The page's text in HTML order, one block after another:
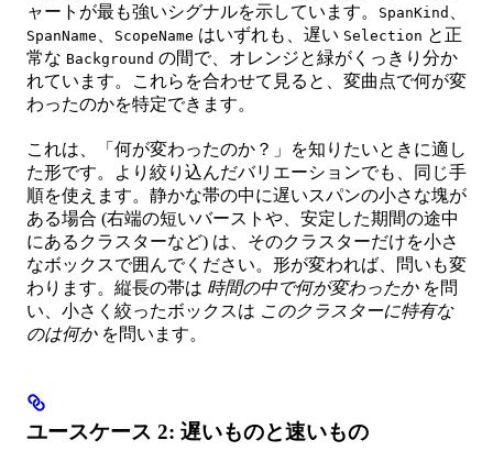
ャートが最も強いシグナルを示しています。
SpanKind
SpanName ScopeName はいずれも、遅い Selection と正
常な Background の間で、オレンジと緑がくっきり分か
れています。これらを合わせて見ると、変曲点で何が変
わったのかを特定できます。
これは、「何が変わったのか？」を知りたいときに適し
た形です。より絞り込んだバリエーションでも、同じ手
順を使えます。静かな帯の中に遅いスパンの小さな塊が
ある場合 (右端の短いバーストや、安定した期間の途中
にあるクラスターなど) は、そのクラスターだけを小さ
なボックスで囲んでください。形が変われば、問いも変
わります。縦長の帯は 時間の中で何が変わったかを問
い、小さく絞ったボックスは このクラスターに特有な
のは何かを問います。
ユースケース 2: 遅いものと速いもの